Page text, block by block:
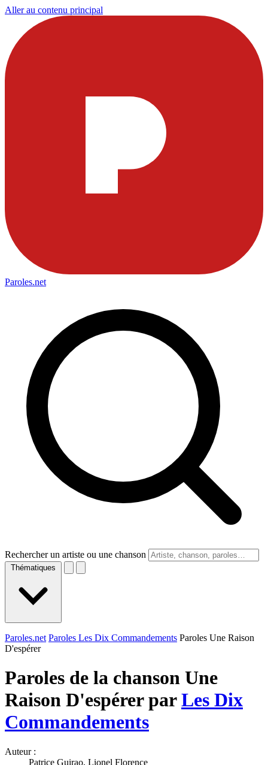
Aller au contenu principal
Paroles.net
Rechercher un artiste ou une chanson
Thématiques
Paroles.net Paroles Les Dix Commandements Paroles Une Raison
D'espérer
Paroles de la chanson Une
Raison D'espérer parLes Dix
Commandements
Auteur :
Patrice Guirao, Lionel Florence